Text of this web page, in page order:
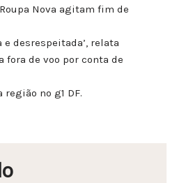
Nova agitam fim de
e desrespeitada’, relata
fora de voo por conta de
no g1 DF.